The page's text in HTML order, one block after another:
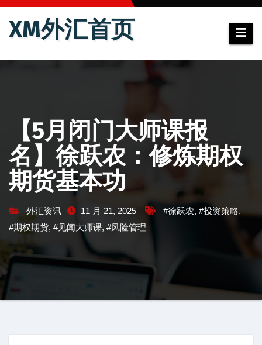
跳
XM外汇首页
【5月闭门大师课报
名】徐跃农：修炼期权
期货基本功
外汇资讯 11 月 21, 2025 #徐跃农, #投资策略,
#期权期货, #见闻大师课, #风险管理